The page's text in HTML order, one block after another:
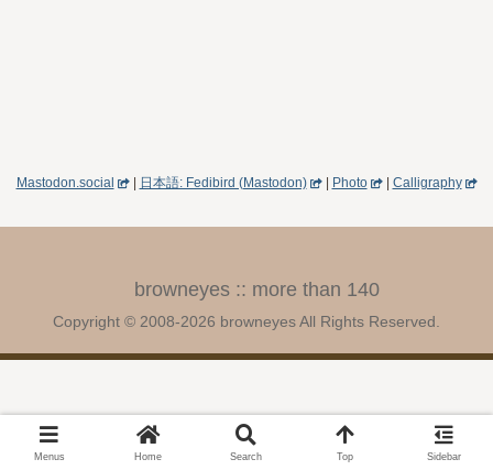
Mastodon.social | 日本語: Fedibird (Mastodon) | Photo | Calligraphy
browneyes :: more than 140
Copyright © 2008-2026 browneyes All Rights Reserved.
Menus Home Search Top Sidebar